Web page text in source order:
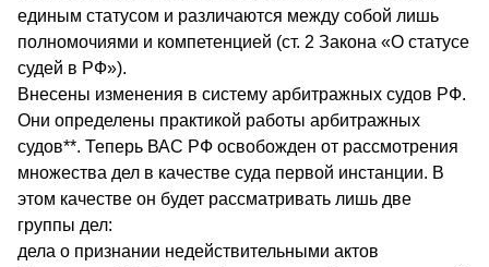
единым статусом и различаются между собой лишь
полномочиями и компетенцией (ст. 2 Закона «О статусе
судей в РФ»).
Внесены изменения в систему арбитражных судов РФ.
Они определены практикой работы арбитражных
судов**. Теперь ВАС РФ освобожден от рассмотрения
множества дел в качестве суда первой инстанции. В
этом качестве он будет рассматривать лишь две
группы дел:
дела о признании недействительными актов